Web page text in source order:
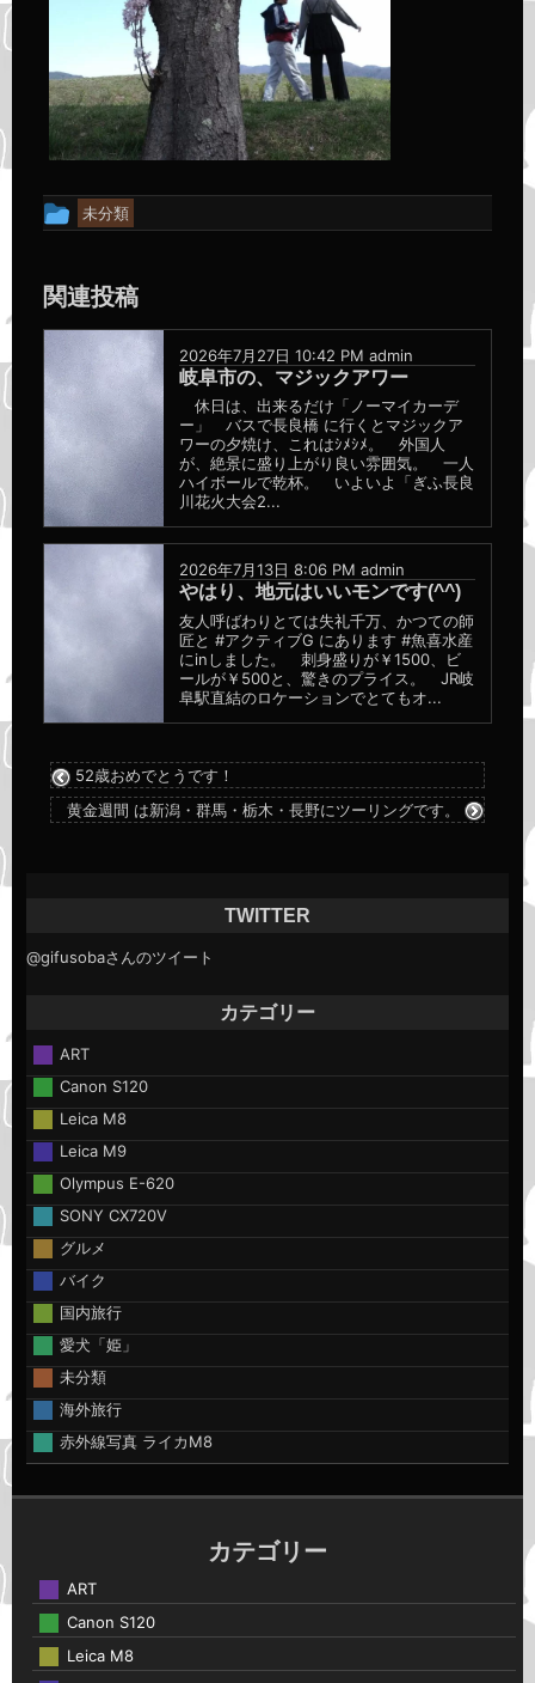
投
ル
未分類
関連投稿
2026年7月27日 10:42 PM admin
岐阜市の、マジックアワー
休日は、出来るだけ「ノーマイカーデ
ー」 バスで長良橋 に行くとマジックア
ワーの夕焼け、これはｼﾒｼﾒ。 外国人
が、絶景に盛り上がり良い雰囲気。 一人
ハイボールで乾杯。 いよいよ「ぎふ長良
川花火大会2...
2026年7月13日 8:06 PM admin
やはり、地元はいいモンです(^^)
友人呼ばわりとては失礼千万、かつての師
匠と #アクティブG にあります #魚喜水産
にinしました。 刺身盛りが￥1500、ビ
ールが￥500と、驚きのプライス。 JR岐
阜駅直結のロケーションでとてもオ...
52歳おめでとうです！
黄金週間 は新潟・群馬・栃木・長野にツーリングです。
TWITTER
@gifusobaさんのツイート
カテゴリー
ART
Canon S120
Leica M8
Leica M9
Olympus E-620
SONY CX720V
グルメ
バイク
国内旅行
愛犬「姫」
未分類
海外旅行
赤外線写真 ライカM8
カテゴリー
ART
Canon S120
Leica M8